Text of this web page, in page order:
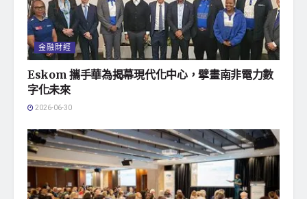
金融財經
Eskom 攜手華為揭幕現代化中心，擘畫南非電力數
字化未來
2026-06-30